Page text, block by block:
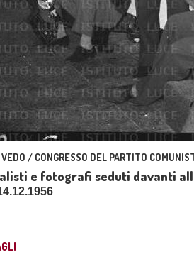
VEDO / CONGRESSO DEL PARTITO
e fotografi seduti davanti